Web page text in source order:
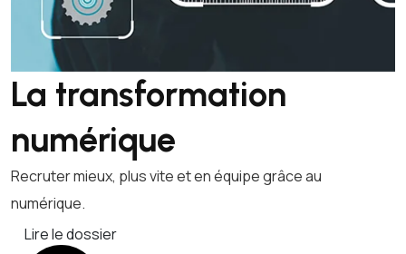
La transformation
numérique
Recruter mieux, plus vite et en équipe grâce au
numérique.
Lire le dossier